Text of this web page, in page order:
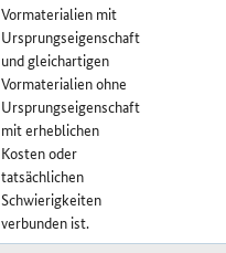
Vormaterialien mit
Ursprungseigenschaft
und gleichartigen
Vormaterialien ohne
Ursprungseigenschaft
mit erheblichen
Kosten oder
tatsächlichen
Schwierigkeiten
verbunden ist.